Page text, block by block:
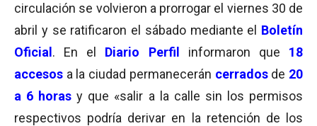
circulación se volvieron a prorrogar el viernes 30 de
abril y se ratificaron el sábado mediante el Boletín
Oficial . En el Diario Perfil informaron que 18
accesos a la ciudad permanecerán cerrados de 20
a 6 horas y que «salir a la calle sin los permisos
respectivos podría derivar en la retención de los